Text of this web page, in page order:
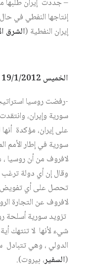
– جددت إيران
إنتاجها النفطي في
إيران النفطية (الشرق
الخميس 19/1/2012
-رفضت روسيا
سورية وإيران،
على إيران، مؤكدة
سورية في إطار الأمم
لافروف من أن روسيا
وقال إن أي دولة
تحصل على أي تفويض
لافروف عن التجارة
تزويد سورية أسلحة
شيء لأنها لا تنتهك
الدولي ، وهي تتبادل
(السفير، بيروت).